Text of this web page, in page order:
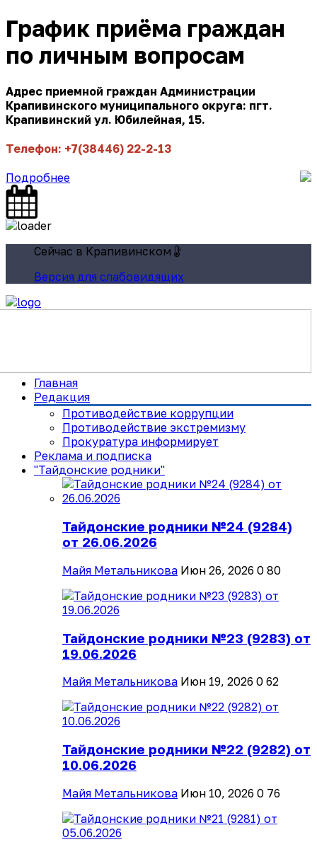
График приёма граждан
по личным вопросам
Адрес приемной граждан Администрации
Крапивинского муниципального округа: пгт.
Крапивинский ул. Юбилейная, 15.
Телефон: +7(38446) 22-2-13
Подробнее
Сейчас в Крапивинском
Версия для слабовидящих
Главная
Редакция
Противодействие коррупции
Противодействие экстремизму
Прокуратура информирует
Реклама и подписка
"Тайдонские родники"
Тайдонские родники №24 (9284)
от 26.06.2026
Майя Метальникова Июн 26, 2026 0 80
Тайдонские родники №23 (9283) от
19.06.2026
Майя Метальникова Июн 19, 2026 0 62
Тайдонские родники №22 (9282) от
10.06.2026
Майя Метальникова Июн 10, 2026 0 76